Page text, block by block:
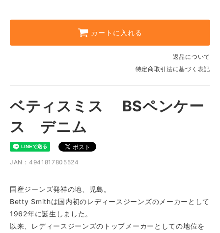
カートに入れる
返品について
特定商取引法に基づく表記
ベティスミス BSペンケー
ス デニム
JAN：4941817805524
国産ジーンズ発祥の地、児島。
Betty Smithは国内初のレディースジーンズのメーカーとして
1962年に誕生しました。
以来、レディースジーンズのトップメーカーとしての地位を